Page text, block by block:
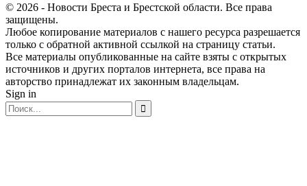
© 2026 - Новости Бреста и Брестской области. Все права
защищены.
Любое копирование материалов с нашего ресурса разрешается
только с обратной активной ссылкой на страницу статьи.
Все материалы опубликованные на сайте взяты с открытых
источников и других порталов интернета, все права на
авторство принадлежат их законным владельцам.
Sign in